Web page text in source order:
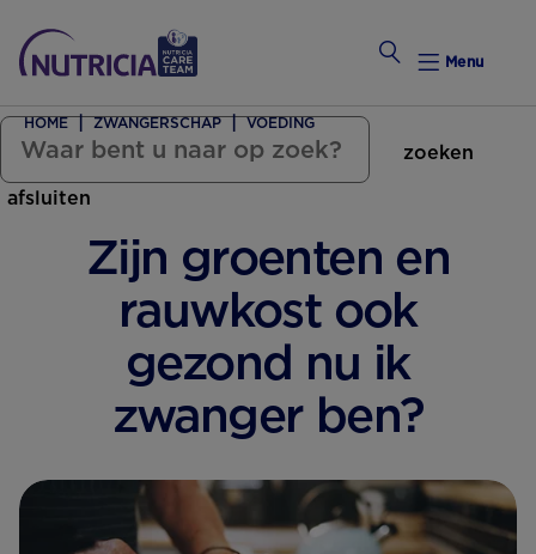
Zwanger Worden
Menu
zoeken
afsluiten
Zijn groenten en
rauwkost ook
gezond nu ik
zwanger ben?
HOME ZWANGERSCHAP VOEDING